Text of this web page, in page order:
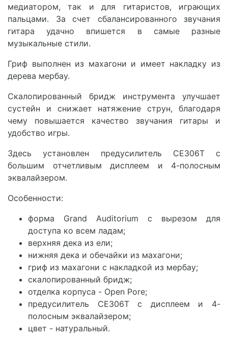
медиатором, так и для гитаристов, играющих
пальцами. За счет сбалансированного звучания
гитара удачно впишется в самые разные
музыкальные стили.
Гриф выполнен из махагони и имеет накладку из
дерева мербау.
Скалопированный бридж инструмента улучшает
сустейн и снижает натяжение струн, благодаря
чему повышается качество звучания гитары и
удобство игры.
Здесь установлен предусилитель CE306T с
большим отчетливым дисплеем и 4-полосным
эквалайзером.
Особенности:
форма Grand Auditorium с вырезом для
доступа ко всем ладам;
верхняя дека из ели;
нижняя дека и обечайки из махагони;
гриф из махагони с накладкой из мербау;
скалопированный бридж;
отделка корпуса - Open Pore;
предусилитель CE306T с дисплеем и 4-
полосным эквалайзером;
цвет - натуральный.